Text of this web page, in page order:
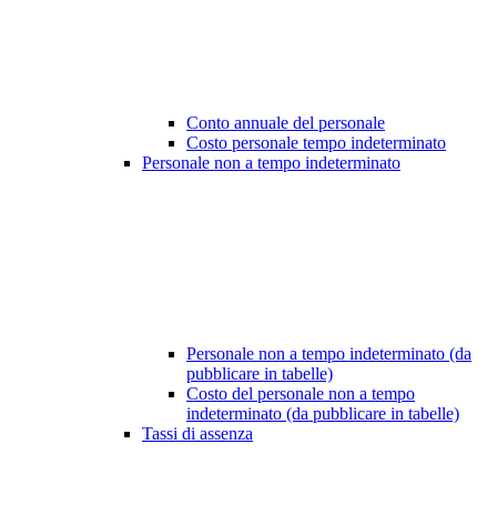
Conto annuale del personale
Costo personale tempo indeterminato
Personale non a tempo indeterminato
Personale non a tempo indeterminato (da
pubblicare in tabelle)
Costo del personale non a tempo
indeterminato (da pubblicare in tabelle)
Tassi di assenza